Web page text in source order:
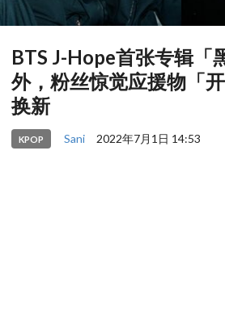
BTS J-Hope首张专辑「
外，粉丝惊觉应援物「
换新
KPOP Sani 2022年7月1日 14:53